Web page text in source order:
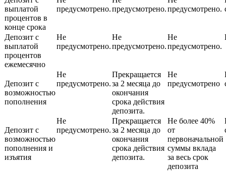
выплатой
процентов в
конце срока
предусмотрено.предусмотрено.предусмотрено.
Депозит с
выплатой
процентов
ежемесячно
Не
предусмотрено.
Не
предусмотрено.
Не
предусмотрено.
Депозит с
возможностью
пополнения
Не
предусмотрено.
Прекращается
за 2 месяца до
окончания
срока действия
депозита.
Не
предусмотрено
Депозит с
возможностью
пополнения и
изъятия
Не
предусмотрено.
Прекращается
за 2 месяца до
окончания
срока действия
депозита.
Не более 40%
от
первоначальной
суммы вклада
за весь срок
депозита